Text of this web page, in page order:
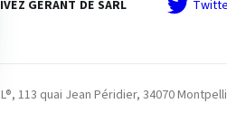
GERANT DE SARL
113 quai Jean Péridier, 34070